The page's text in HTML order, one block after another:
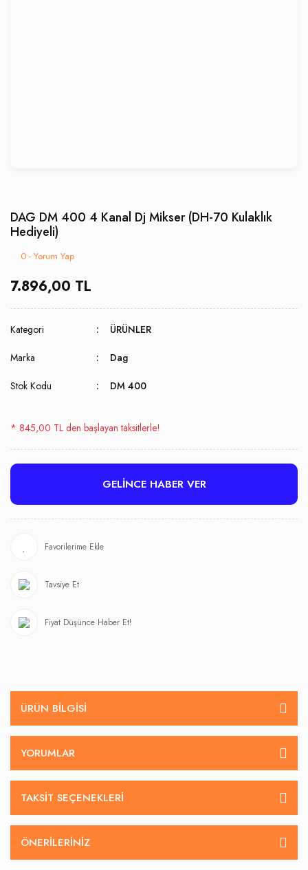
DAG DM 400 4 Kanal Dj Mikser (DH-70 Kulaklık
Hediyeli)
0 - Yorum Yap
7.896,00 TL
Kategori ÜRÜNLER
Marka Dag
Stok Kodu DM 400
* 845,00 TL den başlayan taksitlerle!
GELİNCE HABER VER
Tavsiye Et
Fiyat Düşünce Haber Et!
ÜRÜN BILGISI
YORUMLAR
TAKSIT SEÇENEKLERI
ÖNERILERINIZ